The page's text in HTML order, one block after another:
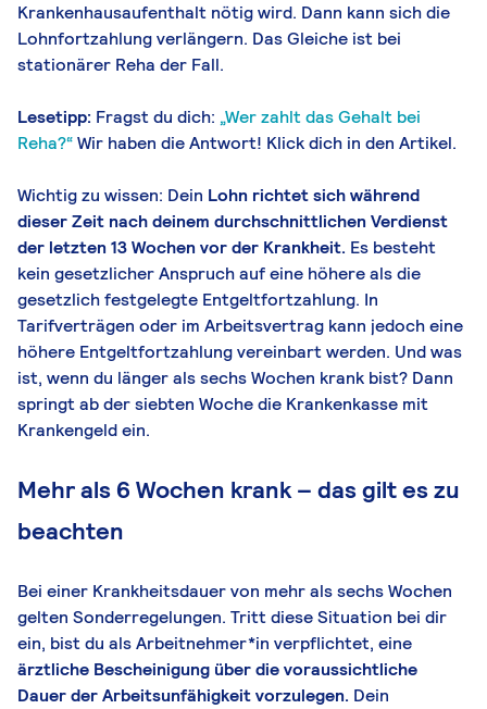
Krankenhausaufenthalt nötig wird. Dann kann sich die
Lohnfortzahlung verlängern. Das Gleiche ist bei
stationärer Reha der Fall.
Lesetipp: Fragst du dich: „Wer zahlt das Gehalt bei
Reha?“Wir haben die Antwort! Klick dich in den Artikel.
Wichtig zu wissen: Dein Lohn richtet sich während
dieser Zeit nach deinem durchschnittlichen Verdienst
der letzten 13 Wochen vor der Krankheit. Es besteht
kein gesetzlicher Anspruch auf eine höhere als die
gesetzlich festgelegte Entgeltfortzahlung. In
Tarifverträgen oder im Arbeitsvertrag kann jedoch eine
höhere Entgeltfortzahlung vereinbart werden. Und was
ist, wenn du länger als sechs Wochen krank bist? Dann
springt ab der siebten Woche die Krankenkasse mit
Krankengeld ein.
Mehr als 6 Wochen krank – das gilt es zu
beachten
Bei einer Krankheitsdauer von mehr als sechs Wochen
gelten Sonderregelungen. Tritt diese Situation bei dir
ein, bist du als Arbeitnehmer*in verpflichtet, eine
ärztliche Bescheinigung über die voraussichtliche
Dauer der Arbeitsunfähigkeit vorzulegen. Dein